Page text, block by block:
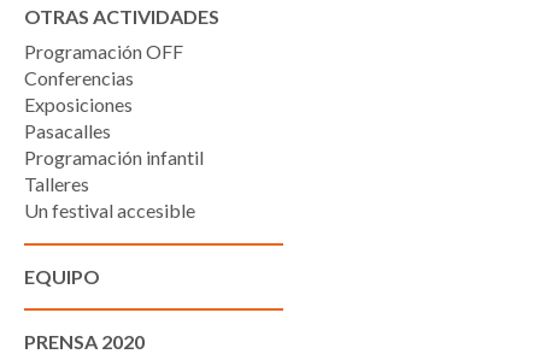
OTRAS ACTIVIDADES
Programación OFF
Conferencias
Exposiciones
Pasacalles
Programación infantil
Talleres
Un festival accesible
EQUIPO
PRENSA 2020